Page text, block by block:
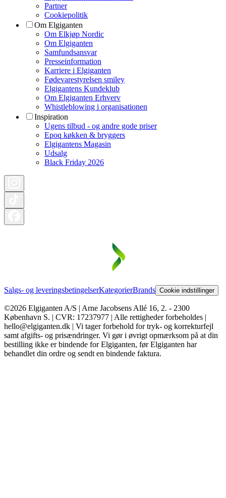
Partner
Cookiepolitik
Om Elgiganten
Om Elkjøp Nordic
Om Elgiganten
Samfundsansvar
Presseinformation
Karriere i Elgiganten
Fødevarestyrelsen smiley
Elgigantens Kundeklub
Om Elgiganten Erhverv
Whistleblowing i organisationen
Inspiration
Ugens tilbud - og andre gode priser
Epoq køkken & bryggers
Elgigantens Magasin
Udsalg
Black Friday 2026
Salgs- og leveringsbetingelserKategorierBrands Cookie indstillinger
©2026 Elgiganten A/S | Arne Jacobsens Allé 16, 2. - 2300
København S. | CVR: 17237977 | Alle rettigheder forbeholdes |
hello@elgiganten.dk | Vi tager forbehold for tryk- og korrekturfejl
samt afgifts- og prisændringer. Vi gør i øvrigt opmærksom på at din
bestilling ikke er bindende for Elgiganten, før Elgiganten har
behandlet din ordre og sendt en bindende faktura.